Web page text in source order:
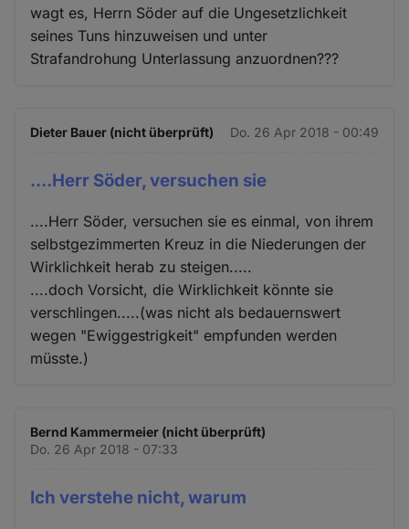
wagt es, Herrn Söder auf die Ungesetzlichkeit
seines Tuns hinzuweisen und unter
Strafandrohung Unterlassung anzuordnen???
Dieter Bauer (nicht überprüft) Do. 26 Apr 2018 - 00:49
....Herr Söder, versuchen sie
....Herr Söder, versuchen sie es einmal, von ihrem
selbstgezimmerten Kreuz in die Niederungen der
Wirklichkeit herab zu steigen.....
....doch Vorsicht, die Wirklichkeit könnte sie
verschlingen.....(was nicht als bedauernswert
wegen "Ewiggestrigkeit" empfunden werden
müsste.)
Bernd Kammermeier (nicht überprüft)
Do. 26 Apr 2018 - 07:33
Ich verstehe nicht, warum